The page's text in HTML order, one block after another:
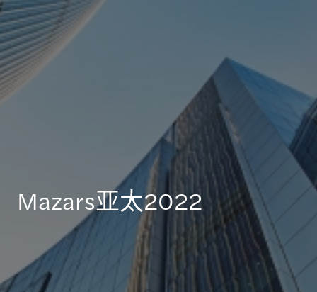
Mazars亚太2022